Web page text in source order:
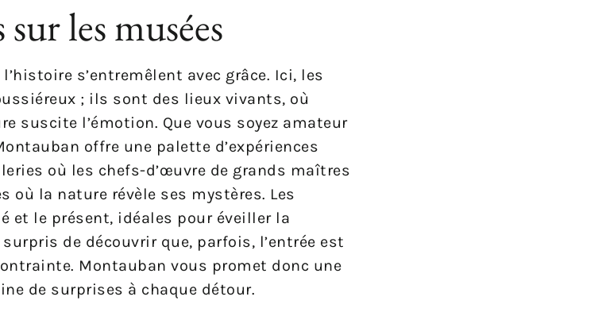
les musées
s’entremêlent avec grâce. Ici, les
; ils sont des lieux vivants, où
suscite l’émotion. Que vous soyez amateur
offre une palette d’expériences
où les chefs-d’œuvre de grands maîtres
où la nature révèle ses mystères. Les
et le présent, idéales pour éveiller la
de découvrir que, parfois, l’entrée est
Montauban vous promet donc une
de surprises à chaque détour.